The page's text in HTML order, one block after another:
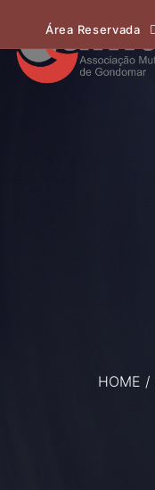
Área Reservada
HOME /